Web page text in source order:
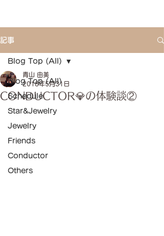
記事
Blog Top (All)
Schedule
Star&Jewelry
Jewelry
Friends
Conductor
Others
Blog Top (All)
CONDUCTOR💎の体験談②
青山 由美
2018年5月31日